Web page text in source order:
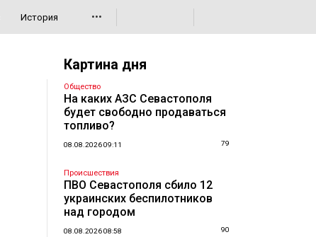
История •••
Картина дня
Общество
На каких АЗС Севастополя
будет свободно продаваться
топливо?
08.08.2026 09:11 79
Происшествия
ПВО Севастополя сбило 12
украинских беспилотников
над городом
08.08.2026 08:58 90